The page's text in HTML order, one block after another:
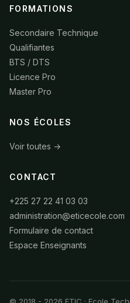
FORMATIONS
Secondaire Technique
Qualifiantes
BTS / DTS
Licence Pro
Master Pro
NOS ÉCOLES
Voir toutes →
CONTACT
+225 27 22 41 03 03
administration@eticecole.com
Formulaire de contact
Espace Enseignants